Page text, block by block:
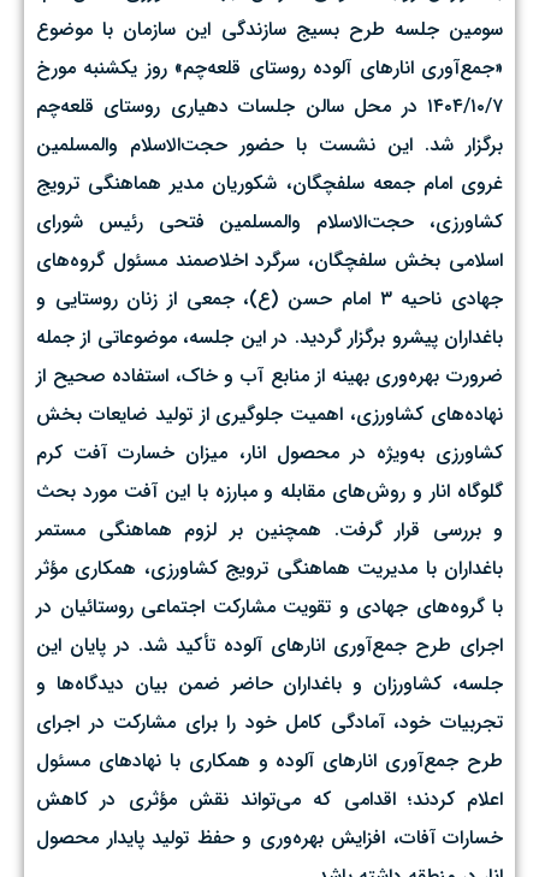
سومین جلسه طرح بسیج سازندگی این سازمان با موضوع
«جمع‌آوری انارهای آلوده روستای قلعه‌چم» روز یکشنبه مورخ
۱۴۰۴/۱۰/۷ در محل سالن جلسات دهیاری روستای قلعه‌چم
برگزار شد. این نشست با حضور حجت‌الاسلام والمسلمین
غروی امام جمعه سلفچگان، شکوریان مدیر هماهنگی ترویج
کشاورزی، حجت‌الاسلام والمسلمین فتحی رئیس شورای
اسلامی بخش سلفچگان، سرگرد اخلاصمند مسئول گروه‌های
جهادی ناحیه ۳ امام حسن (ع)، جمعی از زنان روستایی و
باغداران پیشرو برگزار گردید. در این جلسه، موضوعاتی از جمله
ضرورت بهره‌وری بهینه از منابع آب و خاک، استفاده صحیح از
نهاده‌های کشاورزی، اهمیت جلوگیری از تولید ضایعات بخش
کشاورزی به‌ویژه در محصول انار، میزان خسارت آفت کرم
گلوگاه انار و روش‌های مقابله و مبارزه با این آفت مورد بحث
و بررسی قرار گرفت. همچنین بر لزوم هماهنگی مستمر
باغداران با مدیریت هماهنگی ترویج کشاورزی، همکاری مؤثر
با گروه‌های جهادی و تقویت مشارکت اجتماعی روستائیان در
اجرای طرح جمع‌آوری انارهای آلوده تأکید شد. در پایان این
جلسه، کشاورزان و باغداران حاضر ضمن بیان دیدگاه‌ها و
تجربیات خود، آمادگی کامل خود را برای مشارکت در اجرای
طرح جمع‌آوری انارهای آلوده و همکاری با نهادهای مسئول
اعلام کردند؛ اقدامی که می‌تواند نقش مؤثری در کاهش
خسارات آفات، افزایش بهره‌وری و حفظ تولید پایدار محصول